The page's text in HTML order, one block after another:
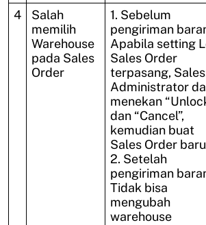
4
Salah
memilih
Warehouse
pada Sales
Order
1. Sebelum
pengiriman
Apabila setting
Sales Order
terpasang,
Administrator
menekan
dan “Cancel”,
kemudian buat
Sales Order baru
2. Setelah
pengiriman
Tidak bisa
mengubah
warehouse